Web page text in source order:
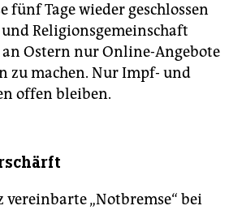
fünf Tage wieder geschlossen
Religionsgemeinschaft
an Ostern nur Online-Angebote
zu machen. Nur Impf- und
offen bleiben.
„Notbremse“ bei